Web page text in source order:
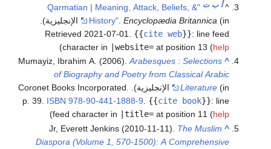
^أ ب ت
"Qarmatian | Meaning, Attack, Beliefs, &
History" . Encyclopædia Britannica(in الإنجليزية)
.
Retrieved2021-07-01 . {{cite web}} :line feed
character in
|website=at position 13 (help
)
^
Mumayiz, Ibrahim A. (2006).Arabesques : Selections
of Biography and Poetry from Classical Arabic
Literature
(in الإنجليزية). Coronet Books Incorporated.
p. 39.ISBN 978-90-441-1888-9 . {{cite book}} :line
feed character in
|title=at position 11 (help
)
^
Jr, Everett Jenkins (2010-11-11).The Muslim
Diaspora (Volume 1, 570-1500): A Comprehensive